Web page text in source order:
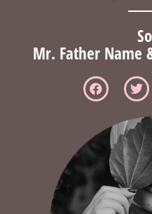
Mr. Father Name